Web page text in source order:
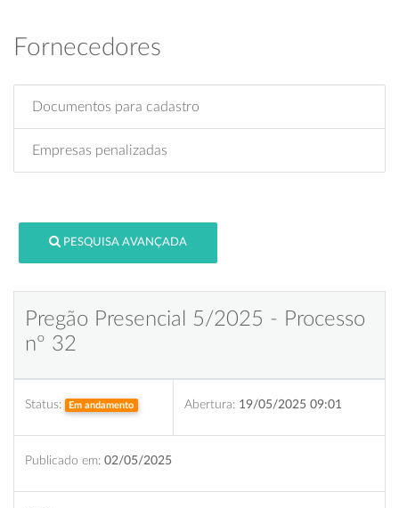
Fornecedores
Documentos para cadastro
Empresas penalizadas
PESQUISA AVANÇADA
Pregão Presencial 5/2025 - Processo
nº 32
Status: Em andamento Abertura: 19/05/2025 09:01
Publicado em: 02/05/2025